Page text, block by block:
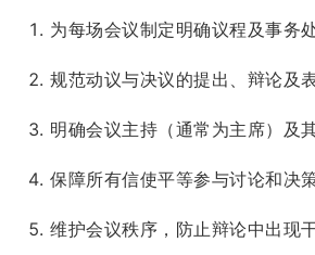
为每场会议制定明确议程及事务
规范动议与决议的提出、辩论及
明确会议主持（通常为主席）及
保障所有信使平等参与讨论和决
维护会议秩序，防止辩论中出现